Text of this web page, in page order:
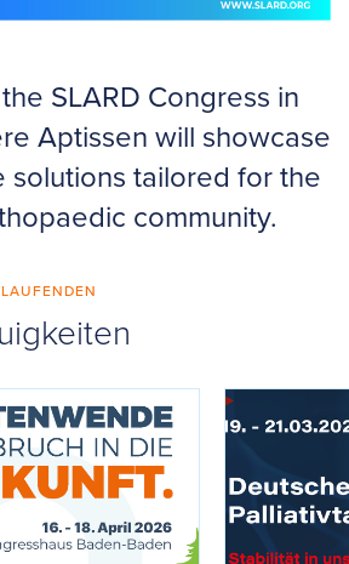
SLARD Congress in
Aptissen will showcase
solutions tailored for the
community.